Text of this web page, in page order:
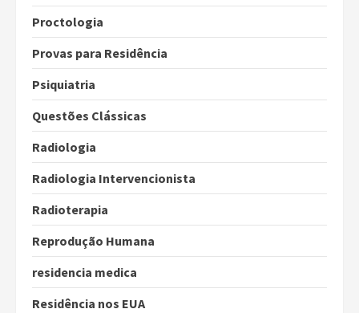
Proctologia
Provas para Residência
Psiquiatria
Questões Clássicas
Radiologia
Radiologia Intervencionista
Radioterapia
Reprodução Humana
residencia medica
Residência nos EUA